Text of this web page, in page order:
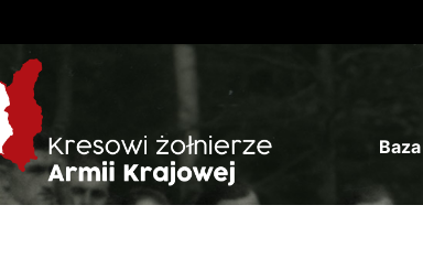
Baza